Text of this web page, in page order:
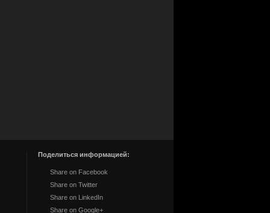
Поделиться информацией:
Share on Facebook
Share on Twitter
Share on LinkedIn
Share on Google+